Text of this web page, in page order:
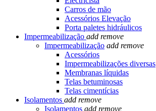
Carros de mão
Acessórios Elevação
Porta paletes hidráulicos
Impermeabilização add remove
Impermeabilização add remove
Acessórios
Impermeabilizações diversas
Membranas líquidas
Telas betuminosas
Telas cimentícias
Isolamentos add remove
Isolamentos add remove